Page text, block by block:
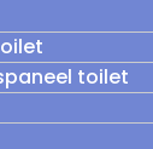
toilet